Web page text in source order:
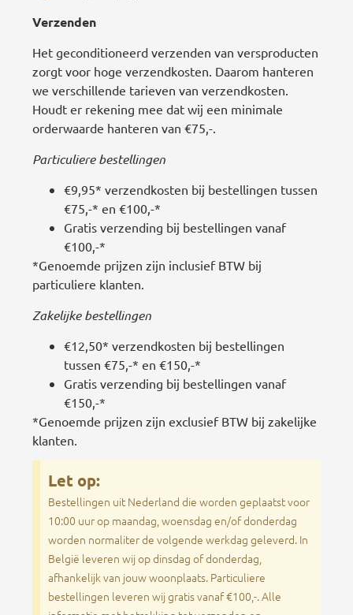
Verzenden
Het geconditioneerd verzenden van versproducten
zorgt voor hoge verzendkosten. Daarom hanteren
we verschillende tarieven van verzendkosten.
Houdt er rekening mee dat wij een minimale
orderwaarde hanteren van €75,-.
Particuliere bestellingen
€9,95* verzendkosten bij bestellingen tussen
€75,-* en €100,-*
Gratis verzending bij bestellingen vanaf
€100,-*
*Genoemde prijzen zijn inclusief BTW bij
particuliere klanten.
Zakelijke bestellingen
€12,50* verzendkosten bij bestellingen
tussen €75,-* en €150,-*
Gratis verzending bij bestellingen vanaf
€150,-*
*Genoemde prijzen zijn exclusief BTW bij zakelijke
klanten.
Let op:
Bestellingen uit Nederland die worden geplaatst voor
10:00 uur op maandag, woensdag en/of donderdag
worden normaliter de volgende werkdag geleverd. In
België leveren wij op dinsdag of donderdag,
afhankelijk van jouw woonplaats. Particuliere
bestellingen leveren wij gratis vanaf €100,-. Alle